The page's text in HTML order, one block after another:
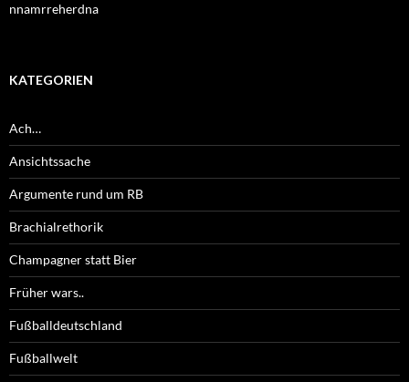
nnamrreherdna
KATEGORIEN
Ach…
Ansichtssache
Argumente rund um RB
Brachialrethorik
Champagner statt Bier
Früher wars..
Fußballdeutschland
Fußballwelt